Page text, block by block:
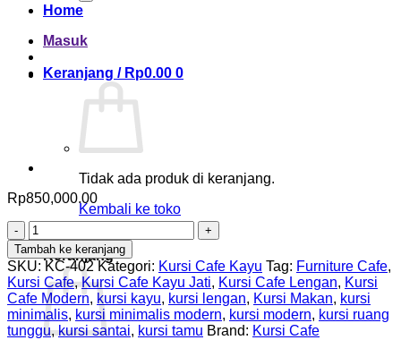
Home
Masuk
Keranjang / Rp0.00 0
Tidak ada produk di keranjang.
Kembali ke toko
0
Keranjang
Rp850,000.00
Kuantitas
Kursi
Cafe
Lengan
Minimalis
Modern
Tambah ke keranjang
SKU: KC-402 Kategori: Kursi Cafe Kayu Tag: Furniture Cafe,
Kursi Cafe,Kursi Cafe Kayu Jati, Kursi Cafe Lengan, Kursi
Cafe Modern, kursi kayu, kursi lengan, Kursi Makan, kursi
minimalis, kursi minimalis modern, kursi modern, kursi ruang
tunggu,kursi santai, kursi tamu Brand: Kursi Cafe